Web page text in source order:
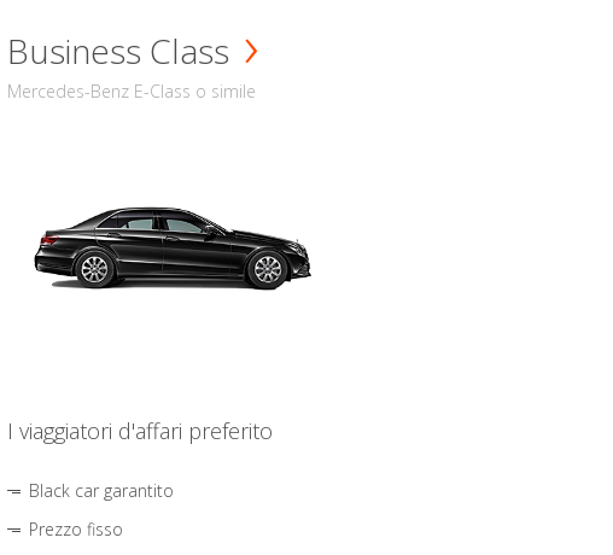
Business Class
Mercedes-Benz E-Class o simile
I viaggiatori d'affari preferito
Black car garantito
Prezzo fisso